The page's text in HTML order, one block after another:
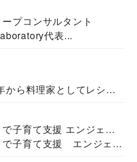
プコンサルタント
代表...
ら料理家としてレシピ
子育て支援 エンジェル
長
で子育て支援 エンジェル